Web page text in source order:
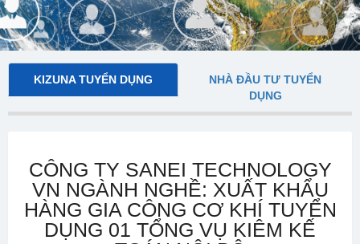
KIZUNA TUYỂN DỤNG
NHÀ ĐẦU TƯ TUYỂN
DỤNG
CÔNG TY SANEI TECHNOLOGY
VN NGÀNH NGHỀ: XUẤT KHẨU
HÀNG GIA CÔNG CƠ KHÍ TUYỂN
DỤNG 01 TỔNG VỤ KIÊM KẾ